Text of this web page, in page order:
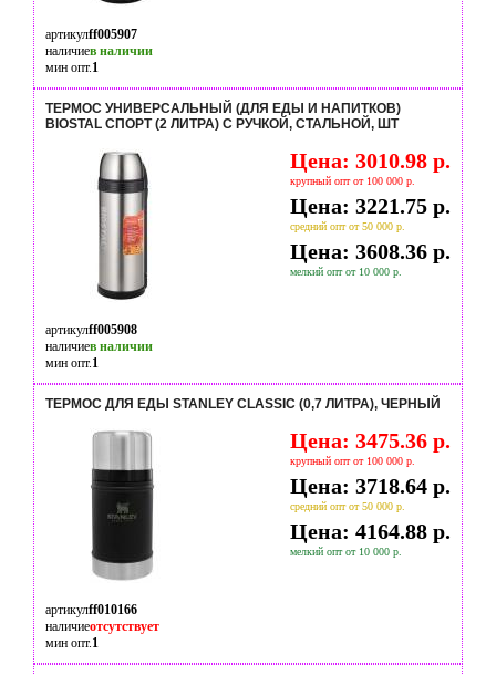
артикулff005907
наличиев наличии
мин опт.1
ТЕРМОС УНИВЕРСАЛЬНЫЙ (ДЛЯ ЕДЫ И НАПИТКОВ)
BIOSTAL СПОРТ (2 ЛИТРА) С РУЧКОЙ, СТАЛЬНОЙ, ШТ
Цена: 3010.98 р.
крупный опт от 100 000 р.
Цена: 3221.75 р.
средний опт от 50 000 р.
Цена: 3608.36 р.
мелкий опт от 10 000 р.
артикулff005908
наличиев наличии
мин опт.1
ТЕРМОС ДЛЯ ЕДЫ STANLEY CLASSIC (0,7 ЛИТРА), ЧЕРНЫЙ
Цена: 3475.36 р.
крупный опт от 100 000 р.
Цена: 3718.64 р.
средний опт от 50 000 р.
Цена: 4164.88 р.
мелкий опт от 10 000 р.
артикулff010166
наличиеотсутствует
мин опт.1